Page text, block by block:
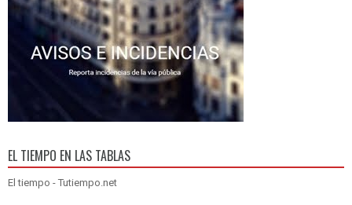
EL TIEMPO EN LAS TABLAS
El tiempo - Tutiempo.net